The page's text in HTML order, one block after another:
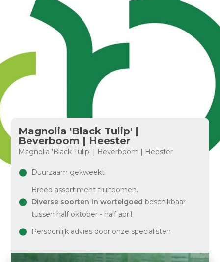
Magnolia 'Black Tulip' |
Beverboom | Heester
Magnolia 'Black Tulip' | Beverboom | Heester
Duurzaam gekweekt
Breed assortiment fruitbomen.
Diverse soorten in wortelgoed beschikbaar
tussen half oktober - half april.
Persoonlijk advies door onze specialisten